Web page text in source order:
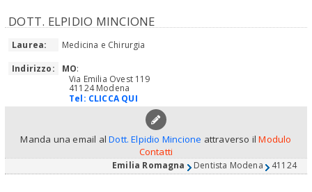
DOTT. ELPIDIO MINCIONE
Laurea:
Medicina e Chirurgia
Indirizzo:
MO:
Via Emilia Ovest 119
41124 Modena
Tel: CLICCA QUI
Manda una email alDott. Elpidio Mincione attraverso ilModulo
Contatti
Emilia Romagna Dentista Modena 41124